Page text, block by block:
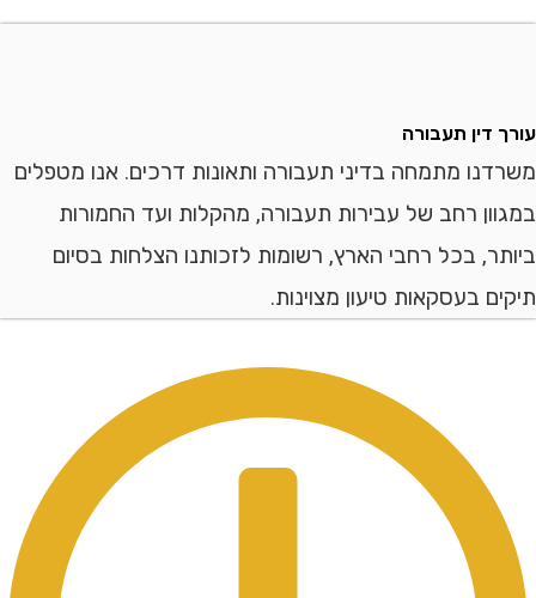
תעבורה
מתמחה בדיני תעבורה ותאונות דרכים. אנו מטפלים
רחב של עבירות תעבורה, מהקלות ועד החמורות
בכל רחבי הארץ, רשומות לזכותנו הצלחות בסיום
בעסקאות טיעון מצוינות.